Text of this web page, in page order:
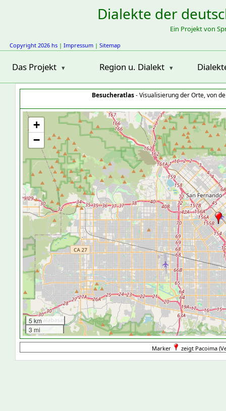
Dialekte der
Ein Projekt von
Copyright 2026 hs | Impressum | Sitemap
Das Projekt Region u. Dialekt
Besucheratlas- Visualisierung der Orte, von
+
−
5 km
3 mi
Marker zeigt Pacoima